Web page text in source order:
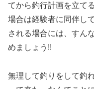
てから釣行計画を立て
場合は経験者に同伴し
される場合には、すん
めましょう!!
無理して釣りをして釣